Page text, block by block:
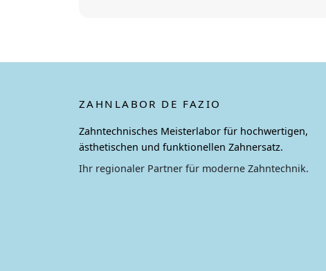
ZAHNLABOR DE FAZIO
Zahntechnisches Meisterlabor für hochwertigen,
ästhetischen und funktionellen Zahnersatz.
Ihr regionaler Partner für moderne Zahntechnik.